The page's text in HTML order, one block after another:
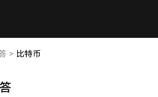
> 比特币